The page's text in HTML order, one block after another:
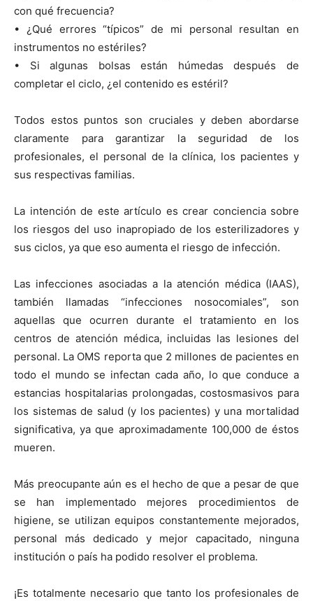
con qué frecuencia?
• ¿Qué errores “típicos” de mi personal resultan en
instrumentos no estériles?
• Si algunas bolsas están húmedas después de
completar el ciclo, ¿el contenido es estéril?
Todos estos puntos son cruciales y deben abordarse
claramente para garantizar la seguridad de los
profesionales, el personal de la clínica, los pacientes y
sus respectivas familias.
La intención de este artículo es crear conciencia sobre
los riesgos del uso inapropiado de los esterilizadores y
sus ciclos, ya que eso aumenta el riesgo de infección.
Las infecciones asociadas a la atención médica (IAAS),
también llamadas “infecciones nosocomiales”, son
aquellas que ocurren durante el tratamiento en los
centros de atención médica, incluidas las lesiones del
personal. La OMS reporta que 2 millones de pacientes en
todo el mundo se infectan cada año, lo que conduce a
estancias hospitalarias prolongadas, costosmasivos para
los sistemas de salud (y los pacientes) y una mortalidad
significativa, ya que aproximadamente 100,000 de éstos
mueren.
Más preocupante aún es el hecho de que a pesar de que
se han implementado mejores procedimientos de
higiene, se utilizan equipos constantemente mejorados,
personal más dedicado y mejor capacitado, ninguna
institución o país ha podido resolver el problema.
¡Es totalmente necesario que tanto los profesionales de